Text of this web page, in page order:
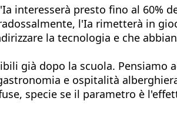
interesserà presto fino al 60%
l'Ia rimetterà in
la tecnologia e che
già dopo la scuola. Pensiamo
e ospitalità
specie se il parametro è